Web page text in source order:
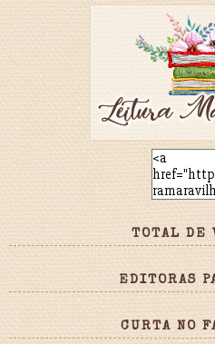
TOTAL DE
EDITORAS
CURTA NO